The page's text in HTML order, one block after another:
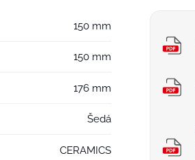
150 mm
150 mm
176 mm
Šedá
CERAMICS